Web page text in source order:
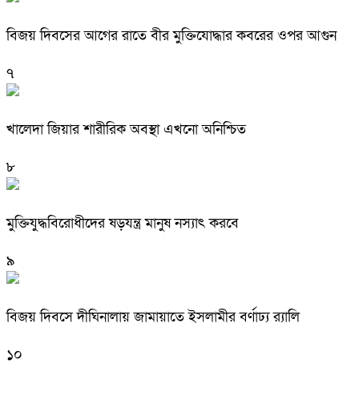
বিজয় দিবসের আগের রাতে বীর মুক্তিযোদ্ধার কবরের ওপর আগুন
৭
খালেদা জিয়ার শারীরিক অবস্থা এখনো অনিশ্চিত
৮
মুক্তিযুদ্ধবিরোধীদের ষড়যন্ত্র মানুষ নস্যাৎ করবে
৯
বিজয় দিবসে দীঘিনালায় জামায়াতে ইসলামীর বর্ণাঢ্য র‍্যালি
১০